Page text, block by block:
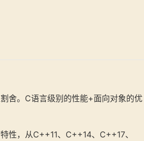
舍。C语言级别的性能+面向对象的优
性，从C++11、C++14、C++17、